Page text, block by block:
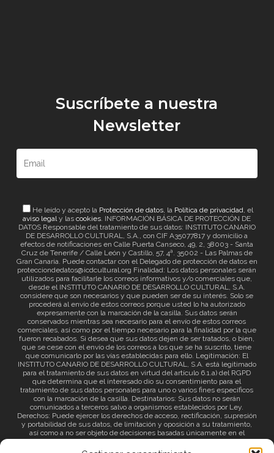
Suscríbete a nuestra
Newsletter
He leído y acepto la Protección de datos, la Política de privacidad, el
aviso legaly lascookies. INFORMACIÓN BÁSICA DE PROTECCIÓN DE
DATOS Responsable del tratamiento de sus datos: INSTITUTO CANARIO
DE DESARROLLO CULTURAL, S.A., con CIF A35077817 y domicilio a
efectos de notificaciones en Calle Puerta Canseco, 49, 2, 38003 - Santa
Cruz de Tenerife / Calle León y Castillo, 57, 4ª. 35002 - Las Palmas de
Gran Canaria. Puede contactar con el Delegado de protección de datos en
protecciondedatos@icdcultural.org Finalidad: Los datos personales serán
utilizados para facilitarle los correos informativos y/o comerciales que,
desde el INSTITUTO CANARIO DE DESARROLLO CULTURAL, S.A.
considere que son necesarios y que pueden ser de su interés. Solo se
procederá al envío de estos correos porque usted lo ha autorizado
expresamente con la marcación de la casilla. Sus datos serán
conservados mientras sea necesario para el envío de estos correos
comerciales, así como por el tiempo necesario para la finalidad por la que
fueron recabados. Si desea que sus datos dejen de ser tratados, o bien,
que se cese con el envío de los correos a los que se ha suscrito, tiene
que comunicarlo por las vías establecidas para ello. Legitimación: El
INSTITUTO CANARIO DE DESARROLLO CULTURAL, S.A. está legitimado
para el tratamiento de sus datos en virtud del artículo 6.1.a) del RGPD
que determina que el interesado dio su consentimiento para el
tratamiento de sus datos personales para uno o varios fines específicos
con la marcación de la casilla. Destinatarios: Sus datos no serán
comunicados a terceros salvo a organismos establecidos por Ley.
Derechos: Puede ejercer los derechos de acceso, rectificación, supresión
y portabilidad de sus datos, de limitación y oposición a su tratamiento,
así como a no ser objeto de decisiones basadas únicamente en el
tratamiento automatizado de sus datos y revocar el consentimiento
prestado. Información adicional: Puede consultar la información adicional